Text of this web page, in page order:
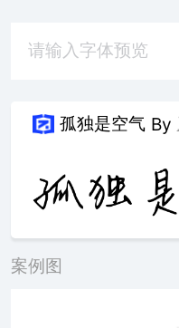
孤独是空气 By
案例图